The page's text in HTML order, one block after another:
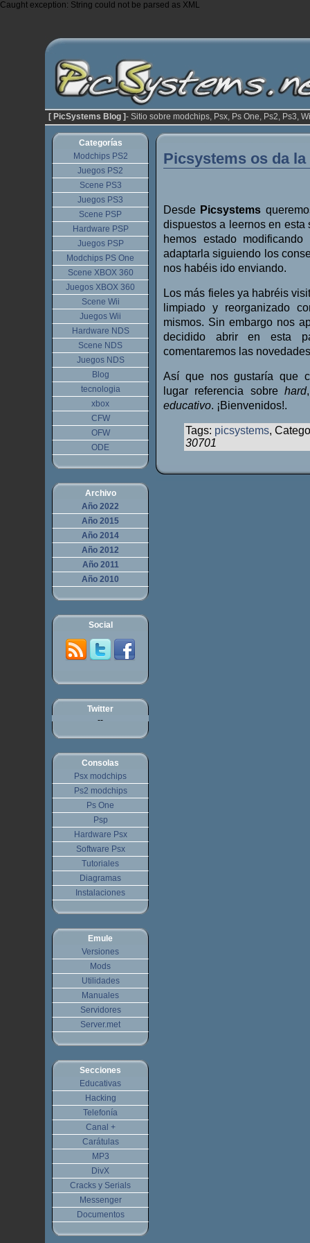
Caught exception: String could not be parsed as XML
[ PicSystems Blog ]- Sitio sobre modchips, Psx, Ps One, Ps2, Ps3,
Picsystems os da
Desde Picsystems
dispuestos a leernos en esta
hemos estado
adaptarla siguiendo los
nos habéis ido enviando.
Los más fieles ya habréis
limpiado y reorganizado
mismos. Sin embargo nos
decidido abrir en esta
comentaremos las
Así que nos gustaría que
lugar referencia sobrehard
educativo. ¡Bienvenidos!.
Tags: picsystems,
30701
Categorías
Modchips PS2
Juegos PS2
Scene PS3
Juegos PS3
Scene PSP
Hardware PSP
Juegos PSP
Modchips PS One
Scene XBOX 360
Juegos XBOX 360
Scene Wii
Juegos Wii
Hardware NDS
Scene NDS
Juegos NDS
Blog
tecnologia
xbox
CFW
OFW
ODE
Archivo
Año 2022
Año 2015
Año 2014
Año 2012
Año 2011
Año 2010
Social
Twitter
--
Consolas
Psx modchips
Ps2 modchips
Ps One
Psp
Hardware Psx
Software Psx
Tutoriales
Diagramas
Instalaciones
Emule
Versiones
Mods
Utilidades
Manuales
Servidores
Server.met
Secciones
Educativas
Hacking
Telefonía
Canal +
Carátulas
MP3
DivX
Cracks y Serials
Messenger
Documentos